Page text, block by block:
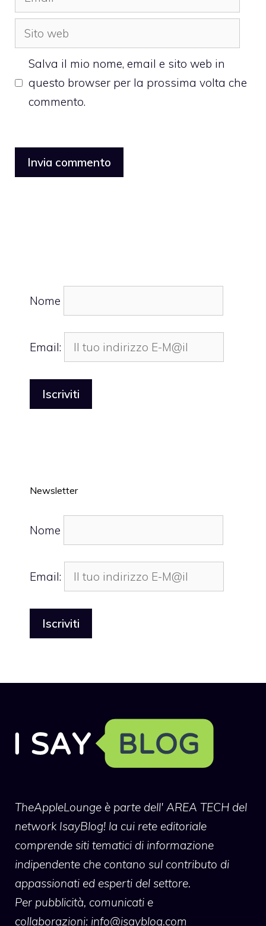
Sito
web
Salva il mio nome, email e sito web in
questo browser per la prossima volta che
commento.
Nome
Email:
Newsletter
Nome
Email:
TheAppleLounge è parte dell' AREA TECH del
network IsayBlog! la cui rete editoriale
comprende siti tematici di informazione
indipendente che contano sul contributo di
appassionati ed esperti del settore.
Per pubblicità, comunicati e
collaborazioni: info@isayblog.com